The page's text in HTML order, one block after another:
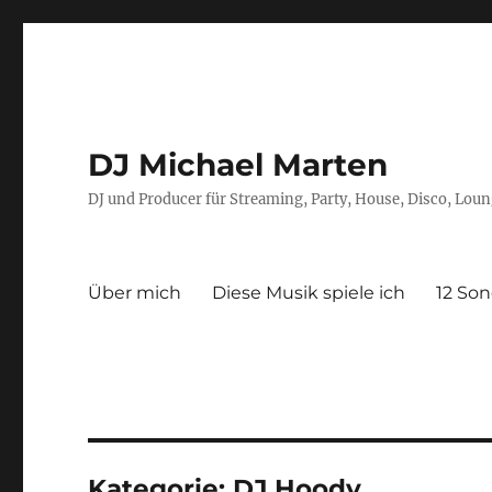
DJ Michael Marten
DJ und Producer für Streaming, Party, House, Disco,
Über mich Diese Musik spiele ich 12